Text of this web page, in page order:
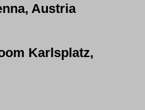
Austria
Karlsplatz,